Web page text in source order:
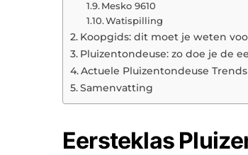
Mesko 9610
Watispilling
Koopgids: dit moet je weten
Pluizentondeuse: zo doe je de
Actuele Pluizentondeuse Trends
Samenvatting
Eersteklas